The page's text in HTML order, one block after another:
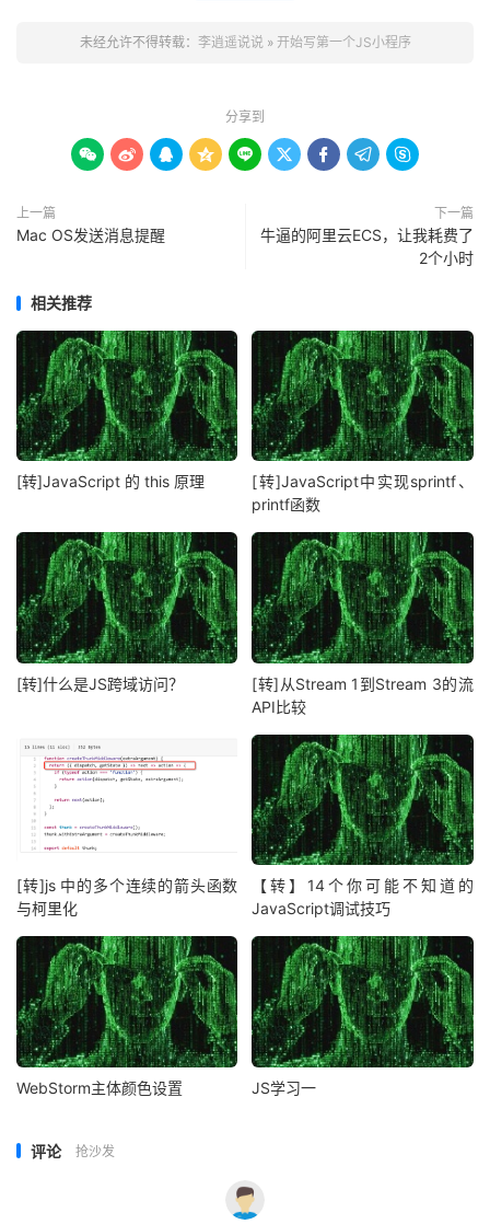
未经允许不得转载： 李逍遥说说» 开始写第一个JS小程序
分享到
        
上一篇
Mac OS发送消息提醒
下一篇
牛逼的阿里云ECS，让我耗费了
2个小时
相关推荐
[转]JavaScript 的 this 原理
[转]JavaScript中实现sprintf、
printf函数
[转]什么是JS跨域访问？
[转]从Stream 1到Stream 3的流
API比较
[转]js 中的多个连续的箭头函数
与柯里化
【转】14个你可能不知道的
JavaScript调试技巧
WebStorm主体颜色设置 JS学习一
评论 抢沙发